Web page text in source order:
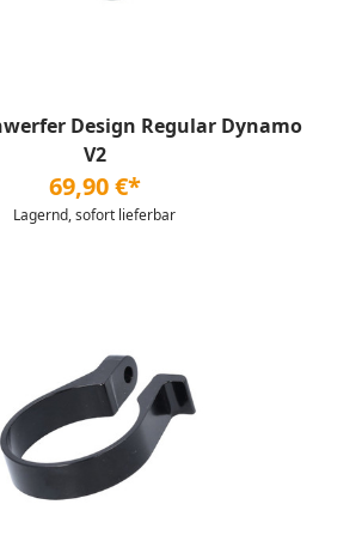
Design Regular Dynamo
V2
69,90 €*
Lagernd, sofort lieferbar